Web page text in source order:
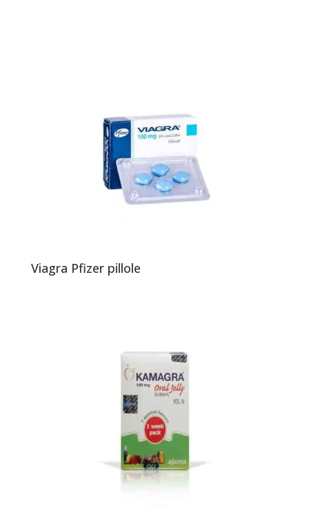
Viagra Pfizer pillole